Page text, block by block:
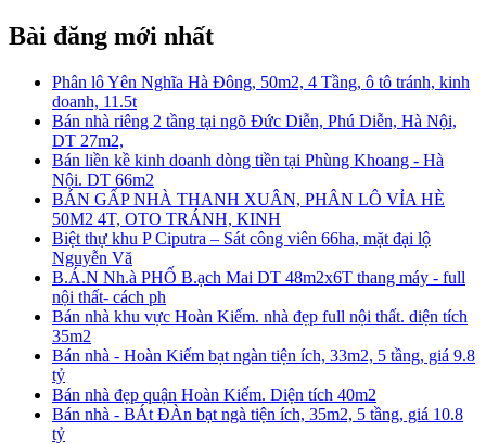
Bài đăng mới nhất
Phân lô Yên Nghĩa Hà Đông, 50m2, 4 Tầng, ô tô tránh, kinh
doanh, 11.5t
Bán nhà riêng 2 tầng tại ngõ Đức Diễn, Phú Diễn, Hà Nội,
DT 27m2,
Bán liền kề kinh doanh dòng tiền tại Phùng Khoang - Hà
Nội. DT 66m2
BÁN GẤP NHÀ THANH XUÂN, PHÂN LÔ VỈA HÈ
50M2 4T, OTO TRÁNH, KINH
Biệt thự khu P Ciputra – Sát công viên 66ha, mặt đại lộ
Nguyễn Vă
B.Á.N Nh.à PHỐ B.ạch Mai DT 48m2x6T thang máy - full
nội thất- cách ph
Bán nhà khu vực Hoàn Kiếm. nhà đẹp full nội thất. diện tích
35m2
Bán nhà - Hoàn Kiếm bạt ngàn tiện ích, 33m2, 5 tầng, giá 9.8
tỷ
Bán nhà đẹp quận Hoàn Kiếm. Diện tích 40m2
Bán nhà - BÁt ĐÀn bạt ngà tiện ích, 35m2, 5 tầng, giá 10.8
tỷ